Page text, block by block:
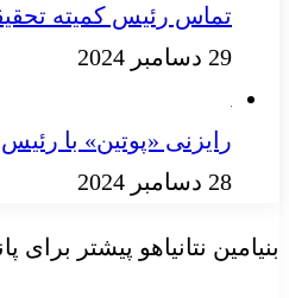
تماس رئیس کمیته
29 دسامبر 2024
رایزنی «پوتین» با
28 دسامبر 2024
بنیامین نتانیاهو پیشتر برای